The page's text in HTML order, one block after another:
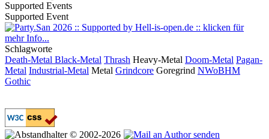
Supported Events
Supported Event
Schlagworte
Death-Metal Black-Metal Thrash Heavy-Metal Doom-Metal Pagan-
Metal Industrial-Metal Metal Grindcore Goregrind NWoBHM
Gothic
© 2002-2026